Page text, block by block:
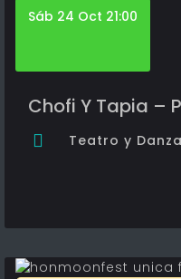
Sáb 24 Oct 21:00
Chofi Y Tapia –
Teatro y Danza